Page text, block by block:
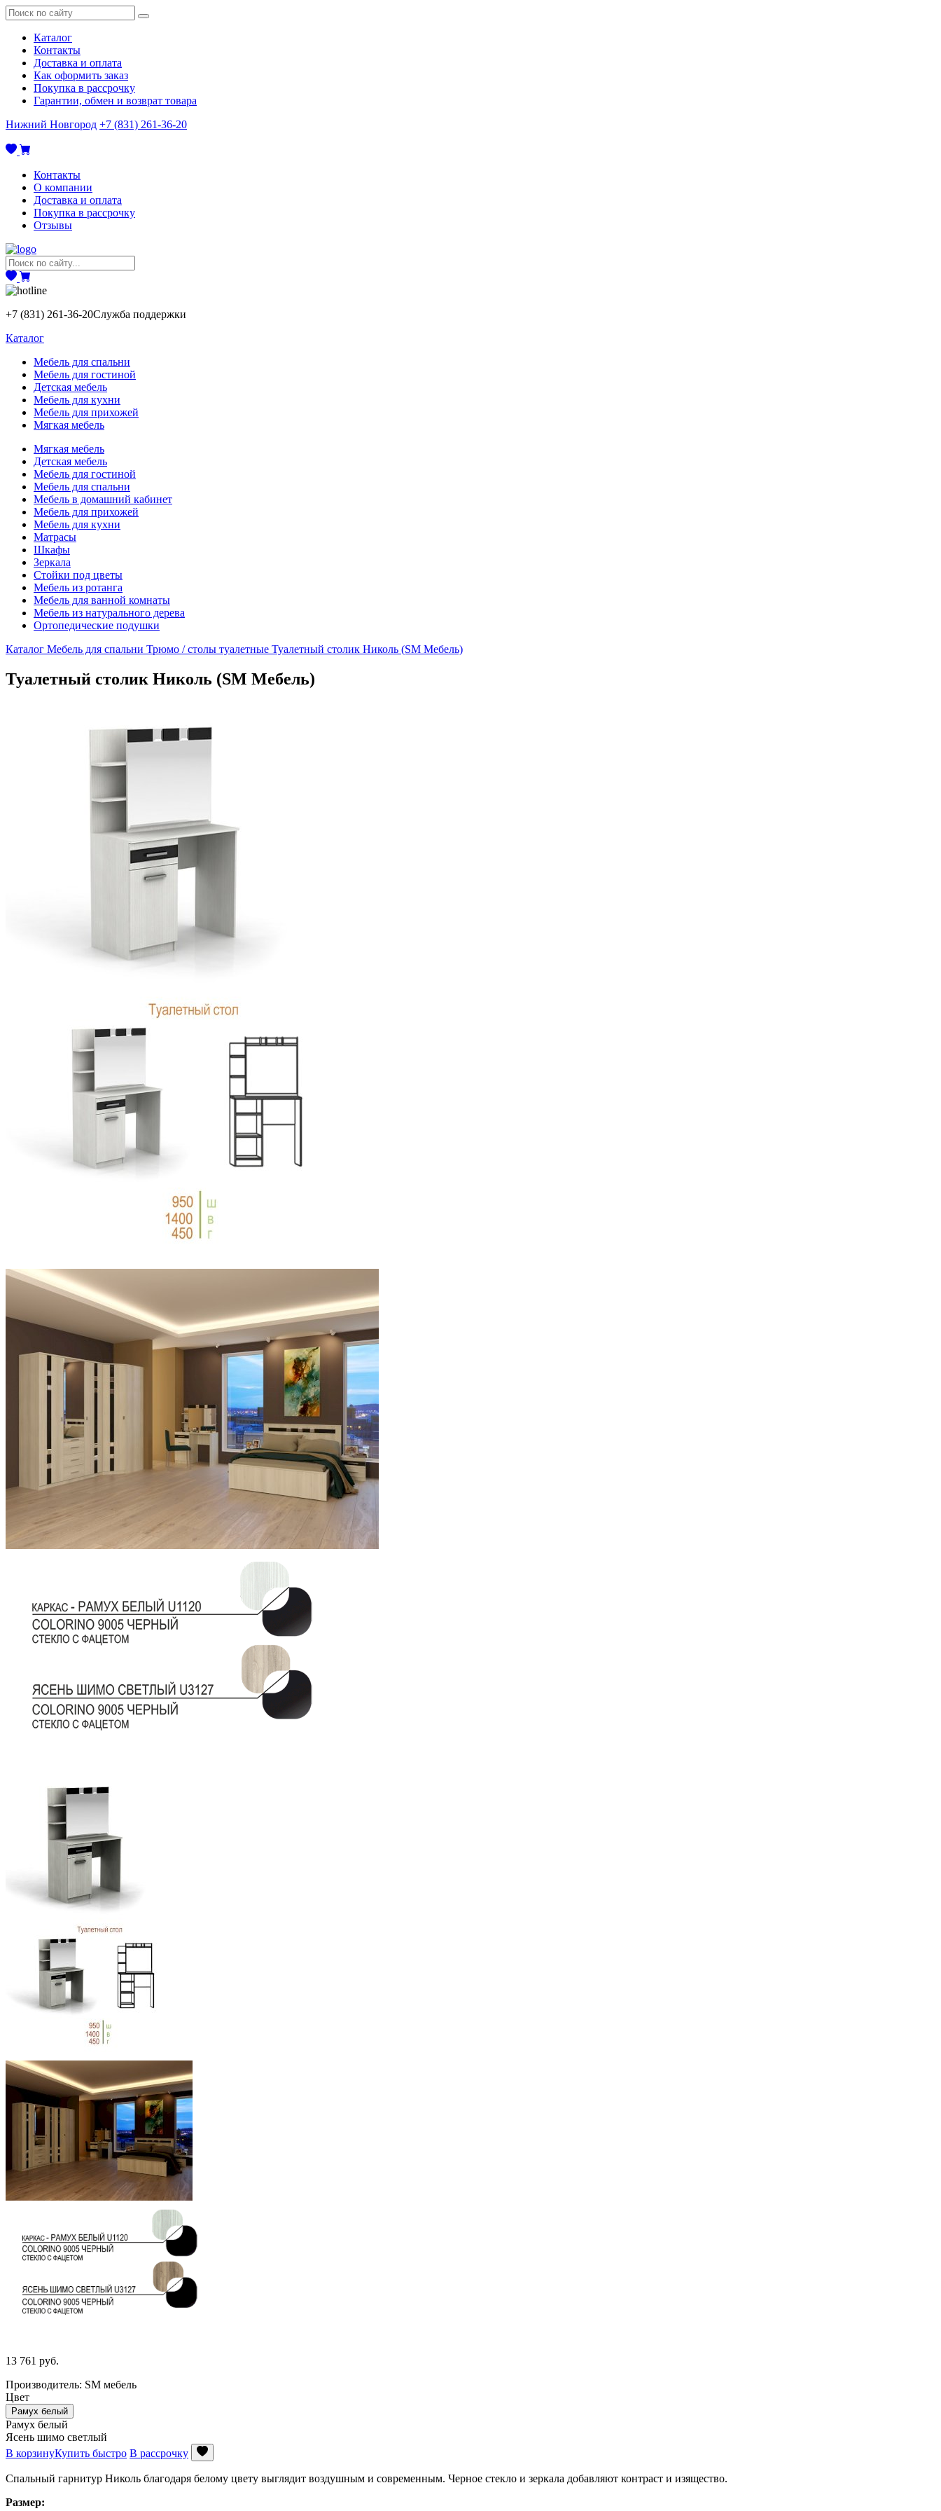
Каталог
Контакты
Доставка и оплата
Как оформить заказ
Покупка в рассрочку
Гарантии, обмен и возврат товара
Нижний Новгород +7 (831) 261-36-20
Контакты
О компании
Доставка и оплата
Покупка в рассрочку
Отзывы
+7 (831) 261-36-20Служба поддержки
Каталог
Мебель для спальни
Мебель для гостиной
Детская мебель
Мебель для кухни
Мебель для прихожей
Мягкая мебель
Мягкая мебель
Детская мебель
Мебель для гостиной
Мебель для спальни
Мебель в домашний кабинет
Мебель для прихожей
Мебель для кухни
Матрасы
Шкафы
Зеркала
Стойки под цветы
Мебель из ротанга
Мебель для ванной комнаты
Мебель из натурального дерева
Ортопедические подушки
Каталог Мебель для спальни Трюмо / столы туалетные Туалетный столик Николь (SM Мебель)
Туалетный столик Николь (SM Мебель)
13 761 руб.
Производитель: SM мебель
Цвет
Рамух белый
Рамух белый
Ясень шимо светлый
В корзинуКупить быстро В рассрочку
Спальный гарнитур Николь благодаря белому цвету выглядит воздушным и современным. Черное стекло и зеркала добавляют контраст и изящество.
Размер: